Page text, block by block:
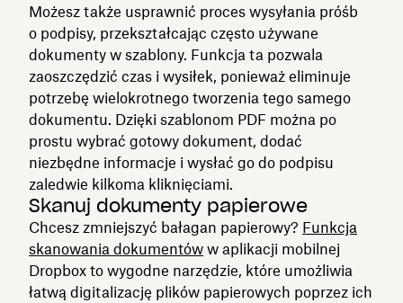
Możesz także usprawnić proces wysyłania próśb
o podpisy, przekształcając często używane
dokumenty w szablony. Funkcja ta pozwala
zaoszczędzić czas i wysiłek, ponieważ eliminuje
potrzebę wielokrotnego tworzenia tego samego
dokumentu. Dzięki szablonom PDF można po
prostu wybrać gotowy dokument, dodać
niezbędne informacje i wysłać go do podpisu
zaledwie kilkoma kliknięciami.
Skanuj dokumenty papierowe
Chcesz zmniejszyć bałagan papierowy? Funkcja
skanowania dokumentów w aplikacji mobilnej
Dropbox to wygodne narzędzie, które umożliwia
łatwą digitalizację plików papierowych poprzez ich